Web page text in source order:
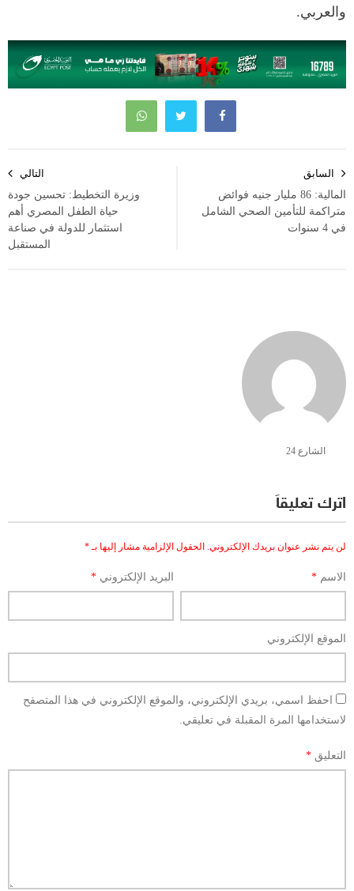
والعربي.
المقالات
السابق
المالية: 86 مليار جنيه فوائض
متراكمة للتأمين الصحي الشامل
في 4 سنوات
التالي
وزيرة التخطيط: تحسين جودة
حياة الطفل المصري أهم
استثمار للدولة في صناعة
المستقبل
الشارع 24
اترك تعليقاً
لن يتم نشر عنوان بريدك الإلكتروني. الحقول الإلزامية مشار إليها بـ*
الاسم * البريد الإلكتروني*
الموقع الإلكتروني
احفظ اسمي، بريدي الإلكتروني، والموقع الإلكتروني في هذا المتصفح
لاستخدامها المرة المقبلة في تعليقي.
التعليق *